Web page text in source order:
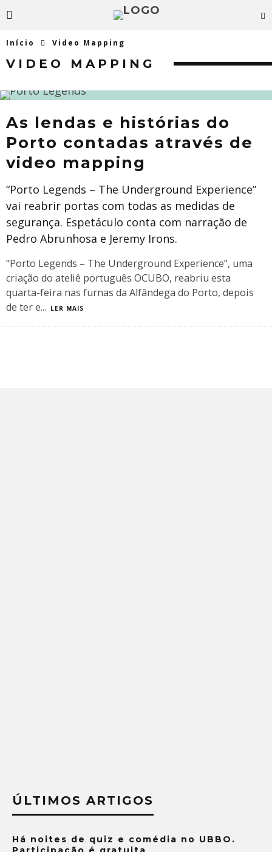
Início Video Mapping
VIDEO MAPPING
As lendas e histórias do
Porto contadas através de
video mapping
“Porto Legends – The Underground Experience”
vai reabrir portas com todas as medidas de
segurança. Espetáculo conta com narração de
Pedro Abrunhosa e Jeremy Irons.
“Porto Legends – The Underground Experience”, uma
criação do ateliê português OCUBO, reabriu esta
quarta-feira nas furnas da Alfândega do Porto, depois
de ter e... LER MAIS
ÚLTIMOS ARTIGOS
Há noites de quiz e comédia no UBBO.